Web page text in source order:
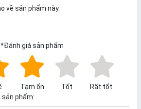
về sản phẩm này.
*Đánh giá sản phẩm
Tạm ổn Tốt
Rất tốt
sản phẩm: